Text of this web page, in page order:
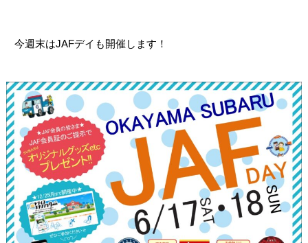
今週末はJAFデイも開催します！